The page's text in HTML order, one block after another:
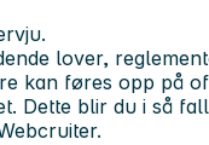
lover,
kan føres opp på
Dette blir du i så